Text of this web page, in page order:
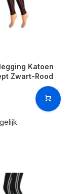
Katoen
Zwart-Rood